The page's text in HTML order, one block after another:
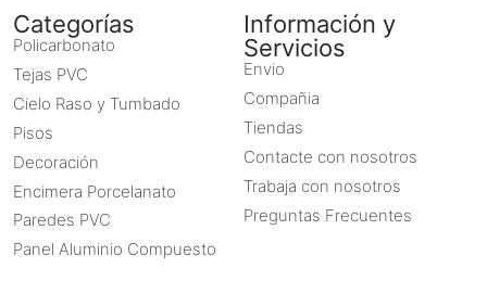
Categorías
Policarbonato
Tejas PVC
Cielo Raso y Tumbado
Pisos
Decoración
Encimera Porcelanato
Paredes PVC
Panel Aluminio Compuesto
Información y
Servicios
Envio
Compañia
Tiendas
Contacte con nosotros
Trabaja con nosotros
Preguntas Frecuentes